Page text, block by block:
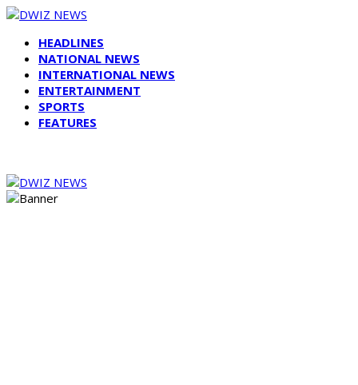
HEADLINES
NATIONAL NEWS
INTERNATIONAL NEWS
ENTERTAINMENT
SPORTS
FEATURES